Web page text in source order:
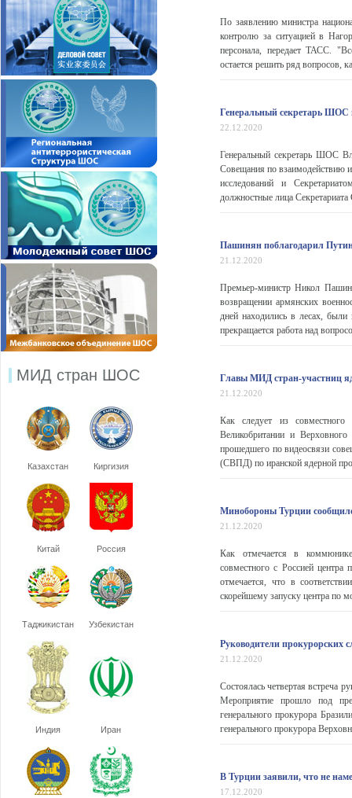
МИД стран ШОС
Казахстан Киргизия
Китай Россия
Таджикистан Узбекистан
Индия Иран
По заявлению министра
контролю за ситуацией в
персонала, передает ТАСС.
остается решить ряд вопросов,
Генеральный секретарь ШОС
22.12.2020
Генеральный секретарь ШОС
Совещания по взаимодействию
исследований и
должностные лица
Пашинян поблагодарил
21.12.2020
Премьер-министр Никол
возвращении армянских
дней находились в лесах,
прекращается работа над
Главы МИД стран-участниц
21.12.2020
Как следует из
Великобритании и
прошедшего по видеосвязи
(СВПД) по иранской ядерной
Минобороны Турции сообщило
21.12.2020
Как отмечается в коммюнике
совместного с Россией
отмечается, что в
скорейшему запуску центра по
Руководители прокурорских
21.12.2020
Состоялась четвертая встреча
Мероприятие прошло под
генерального прокурора
генерального прокурора
В Турции заявили, что не
17.12.2020